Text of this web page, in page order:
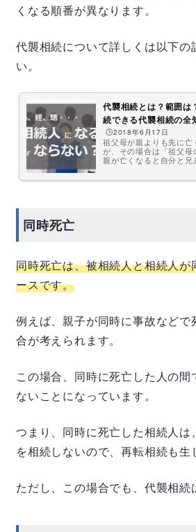
くなる順番が異なります。
代襲相続について詳しくは以下の
い。
代襲相続とは？範囲は
続できる代襲相続の全
🕒️2018年6月17日
祖父母が親よりも先に亡
が、その場合は「祖父母
親が亡くなると自分と兄
いきます。では、祖父
同時死亡
同時死亡は、被相続人と相続人が
ースです。
例えば、親子が同時に事故などで
合が考えられます。
この場合、同時に死亡した人の間
ないことになっています。
つまり、同時に死亡した相続人は
を相続しないので、再転相続も生
ただし、この場合でも、代襲相続